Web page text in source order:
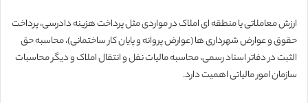
ارزش معاملاتی یا منطقه ای املاک در مواردی مثل پرداخت هزینه دادرسی، پرداخت
حقوق و عوارض شهرداری ها (عوارض پروانه و پایان کار ساختمانی)، محاسبه حق
الثبت در دفاتر اسناد رسمی، محاسبه مالیات نقل و انتقال املاک و دیگر محاسبات
سازمان امور مالیاتی اهمیت دارد.